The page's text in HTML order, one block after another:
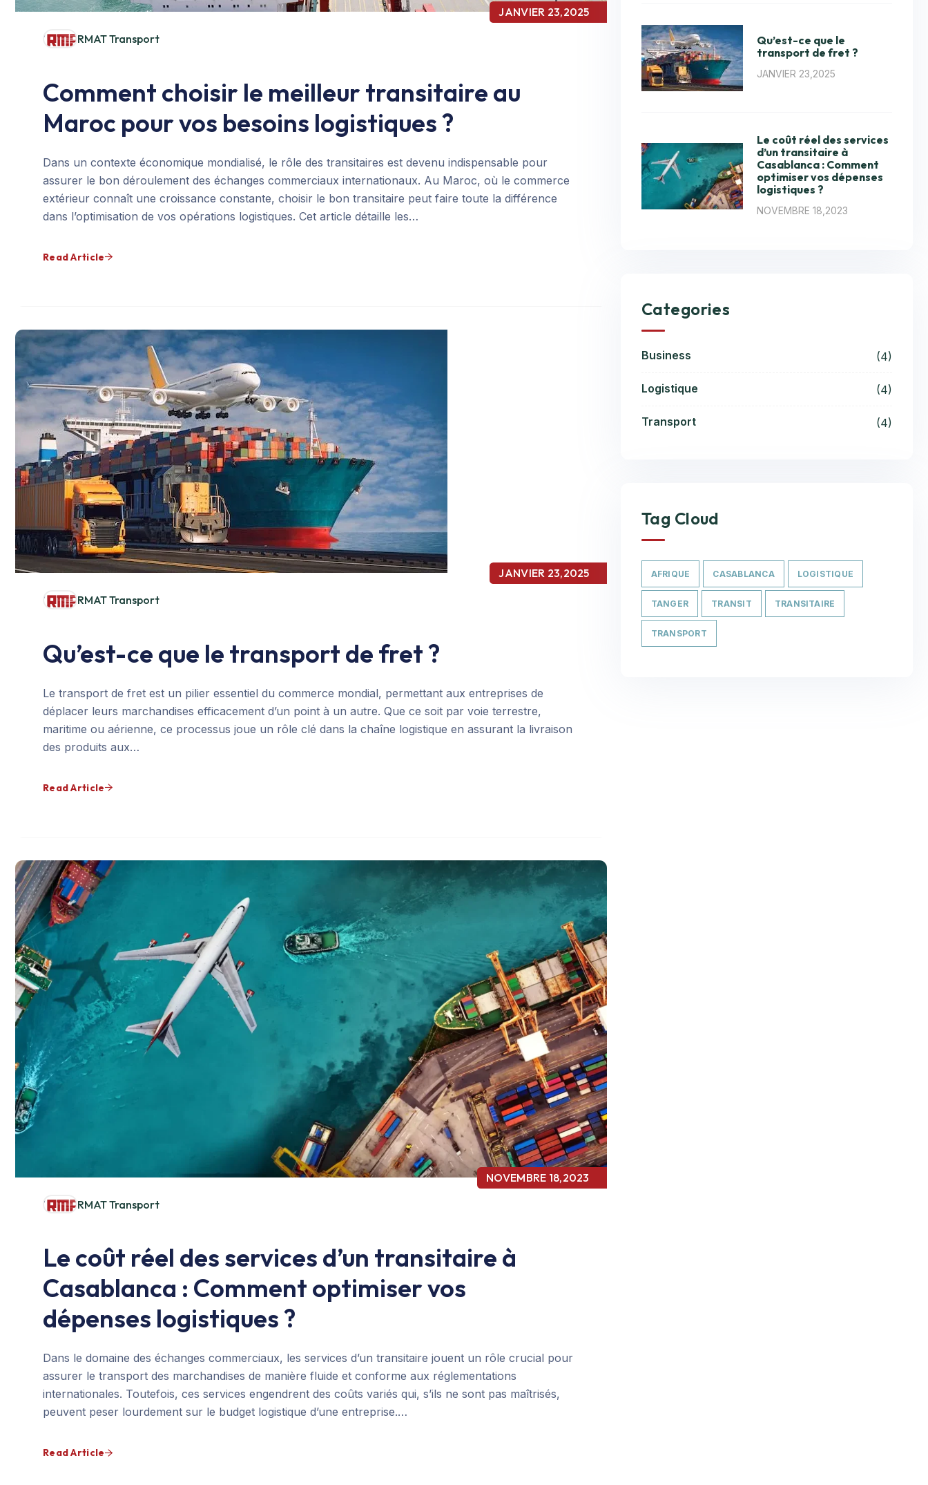
RMAT Transport
JANVIER 23,2025
Comment choisir le meilleur transitaire au
Maroc pour vos besoins logistiques ?
Dans un contexte économique mondialisé, le rôle des transitaires est devenu indispensable pour
assurer le bon déroulement des échanges commerciaux internationaux. Au Maroc, où le commerce
extérieur connaît une croissance constante, choisir le bon transitaire peut faire toute la différence
dans l’optimisation de vos opérations logistiques. Cet article détaille les…
Read Article
RMAT Transport
JANVIER 23,2025
Qu’est-ce que le transport de fret ?
Le transport de fret est un pilier essentiel du commerce mondial, permettant aux entreprises de
déplacer leurs marchandises efficacement d’un point à un autre. Que ce soit par voie terrestre,
maritime ou aérienne, ce processus joue un rôle clé dans la chaîne logistique en assurant la livraison
des produits aux…
Read Article
RMAT Transport
NOVEMBRE 18,2023
Le coût réel des services d’un transitaire à
Casablanca : Comment optimiser vos
dépenses logistiques ?
Dans le domaine des échanges commerciaux, les services d’un transitaire jouent un rôle crucial pour
assurer le transport des marchandises de manière fluide et conforme aux réglementations
internationales. Toutefois, ces services engendrent des coûts variés qui, s’ils ne sont pas maîtrisés,
peuvent peser lourdement sur le budget logistique d’une entreprise.…
Read Article
Qu’est-ce que le
transport de fret ?
JANVIER 23,2025
Le coût réel des services
d’un transitaire à
Casablanca : Comment
optimiser vos dépenses
logistiques ?
NOVEMBRE 18,2023
Categories
Business (4)
Logistique (4)
Transport (4)
Tag Cloud
AFRIQUE CASABLANCA LOGISTIQUE
TANGER TRANSIT TRANSITAIRE
TRANSPORT